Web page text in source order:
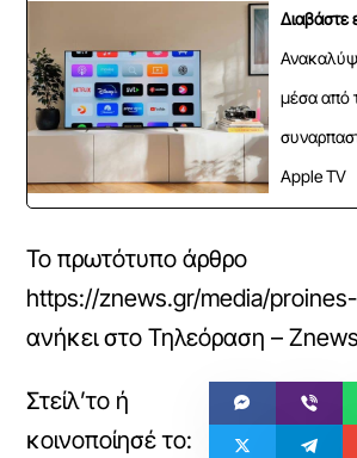
Διαβάστε
μέσα από
Apple TV
Το πρωτότυπο άρθρο
https://znews.gr/media/
ανήκει στοΤηλεόραση – Znews